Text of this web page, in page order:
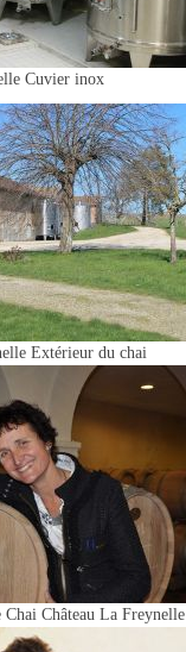
Cuvier inox
Extérieur du chai
Chai Château La Freynelle